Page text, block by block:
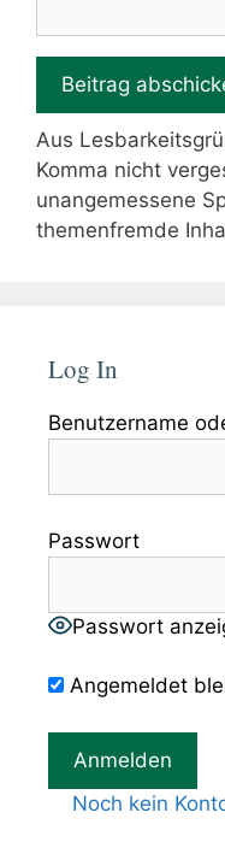
Aus
Komma nicht
unangemessene
themenfremde
Log In
Benutzername
Passwort
Passwort
Angemeldet
Noch kein